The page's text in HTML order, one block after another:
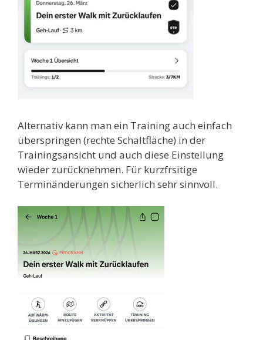
Alternativ kann man ein Training auch einfach
überspringen (rechte Schaltfläche) in der
Trainingsansicht und auch diese Einstellung
wieder zurücknehmen. Für kurzfrsitige
Terminänderungen sicherlich sehr sinnvoll.